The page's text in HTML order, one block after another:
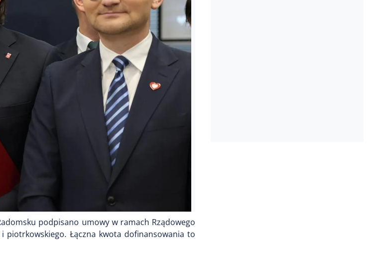
podpisano umowy w ramach Rządowego
piotrkowskiego. Łączna kwota dofinansowania to